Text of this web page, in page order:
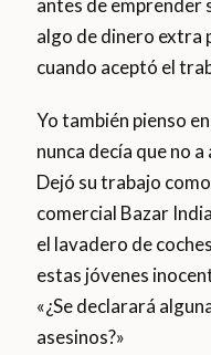
antes de emprender
algo de dinero extra
cuando aceptó el
Yo también pienso
nunca decía que no
Dejó su trabajo
comercial Bazar
el lavadero de
estas jóvenes
«¿Se declarará
asesinos?»